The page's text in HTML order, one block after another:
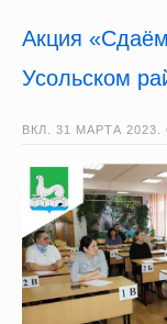
Акция
Усольском
ВКЛ. 31 МАРТА 2023